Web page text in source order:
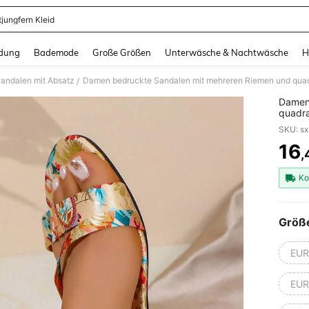
Kleid
Bademode Große Größen Unterwäsche & Nachtwäsche
mit Absatz /
SKU:
16